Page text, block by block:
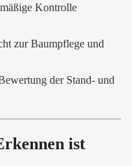
Kontrolle
zur Baumpflege und
der Stand- und
ist